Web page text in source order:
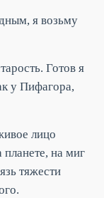
я возьму
Готов я
у Пифагора,
лицо
на миг
тяжести